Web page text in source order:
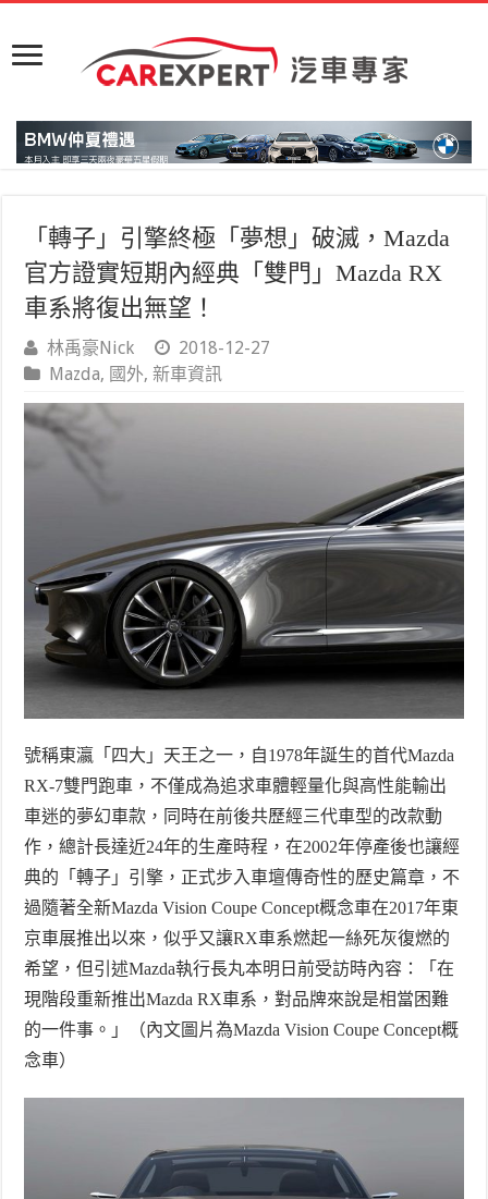
「轉子」引擎終極「夢想」破滅，Mazda
官方證實短期內經典「雙門」Mazda RX
車系將復出無望！
林禹豪Nick
2018-12-27
Mazda, 國外,新車資訊
號稱東瀛「四大」天王之一，自1978年誕生的首代Mazda
RX-7雙門跑車，不僅成為追求車體輕量化與高性能輸出
車迷的夢幻車款，同時在前後共歷經三代車型的改款動
作，總計長達近24年的生產時程，在2002年停產後也讓經
典的「轉子」引擎，正式步入車壇傳奇性的歷史篇章，不
過隨著全新Mazda Vision Coupe Concept概念車在2017年東
京車展推出以來，似乎又讓RX車系燃起一絲死灰復燃的
希望，但引述Mazda執行長丸本明日前受訪時內容：「在
現階段重新推出Mazda RX車系，對品牌來說是相當困難
的一件事。」
（內文圖片為Mazda Vision Coupe Concept概
念車）